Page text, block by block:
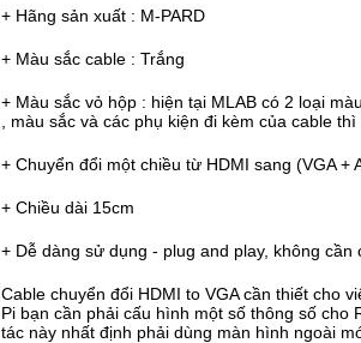
+ Hãng sản xuất : M-PARD
+ Màu sắc cable : Trắng
+ Màu sắc vỏ hộp : hiện tại MLAB có 2 loại
, màu sắc và các phụ kiện đi kèm của cable
+ Chuyển đổi một chiều từ HDMI sang (VGA +
+ Chiều dài 15cm
+ Dễ dàng sử dụng - plug and play, không cần
Cable chuyển đổi HDMI to VGA cần thiết cho
Pi bạn cần phải cấu hình một số thông số
tác này nhất định phải dùng màn hình ngoài